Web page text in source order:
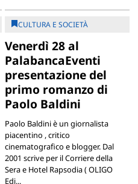
CULTURA E SOCIETÀ
Venerdì 28 al
PalabancaEventi
presentazione del
primo romanzo di
Paolo Baldini
Paolo Baldini è un giornalista
piacentino , critico
cinematografico e blogger. Dal
2001 scrive per il Corriere della
Sera e Hotel Rapsodia ( OLIGO
Edi...